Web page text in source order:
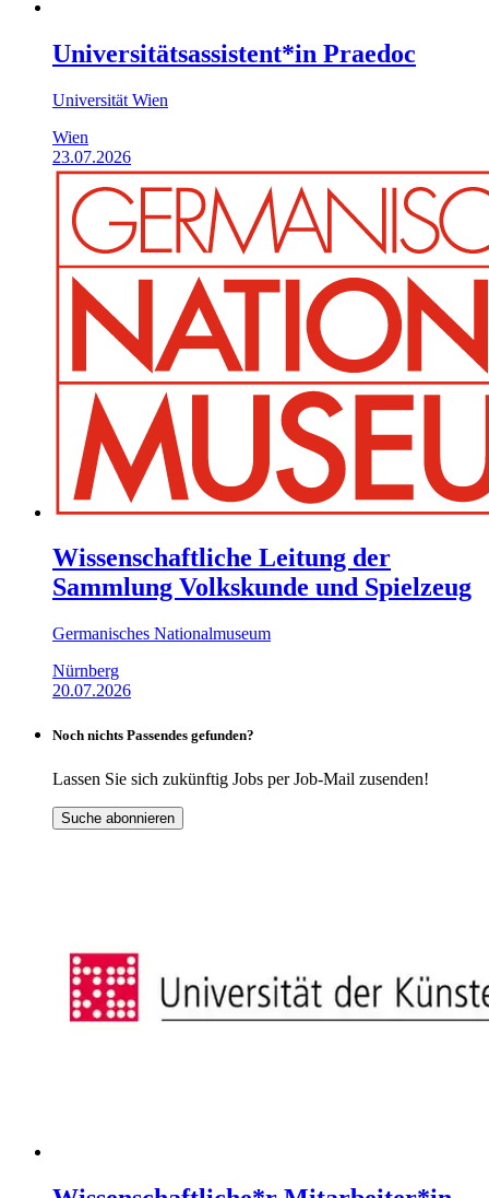
Universitätsassistent*in Praedoc
Universität Wien
Wien
23.07.2026
Wissenschaftliche Leitung der
Sammlung Volkskunde und Spielzeug
Germanisches Nationalmuseum
Nürnberg
20.07.2026
Noch nichts Passendes gefunden?
Lassen Sie sich zukünftig Jobs per Job-Mail zusenden!
Suche abonnieren